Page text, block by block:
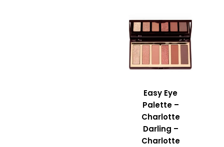
Easy Eye
Palette –
Charlotte
Darling –
Charlotte